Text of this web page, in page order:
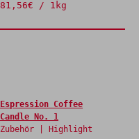
81,56€ / 1kg
Espression Coffee
Candle No. 1
Zubehör | Highlight